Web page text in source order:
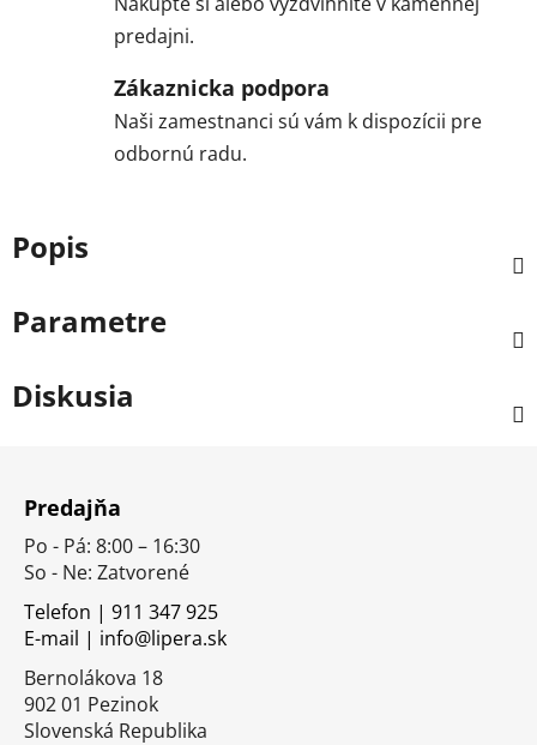
predajni.
Zákaznicka podpora
Naši zamestnanci sú vám k dispozícii pre
odbornú radu.
Popis
Parametre
Diskusia
Predajňa
Po - Pá: 8:00 – 16:30
So - Ne: Zatvorené
Telefon | 911 347 925
E-mail | info@lipera.sk
Bernolákova 18
902 01 Pezinok
Slovenská Republika